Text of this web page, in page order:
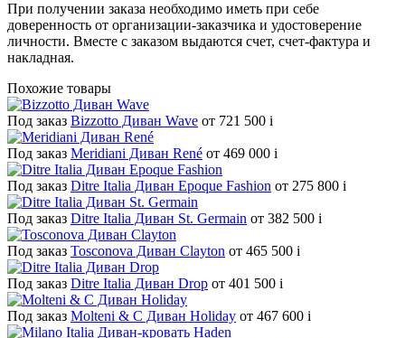
При получении заказа необходимо иметь при себе
доверенность от организации-заказчика и удостоверение
личности. Вместе с заказом выдаются счет, счет-фактура и
накладная.
Похожие товары
Под заказ Bizzotto Диван Wave от 721 500 i
Под заказ Meridiani Диван René от 469 000 i
Под заказ Ditre Italia Диван Epoque Fashion от 275 800 i
Под заказ Ditre Italia Диван St. Germain от 382 500 i
Под заказ Tosconova Диван Clayton от 465 500 i
Под заказ Ditre Italia Диван Drop от 401 500 i
Под заказ Molteni & C Диван Holiday от 467 600 i